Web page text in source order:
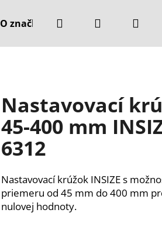
O značke Kontakty
Hľadať Prihlásenie
Nastavovací
45-400 mm
6312
Nastavovací krúžok INSIZE s
priemeru od 45 mm do 400 mm
nulovej hodnoty.